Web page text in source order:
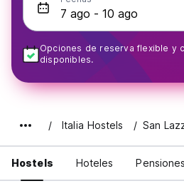
Opciones de reserva flexible y
disponibles.
Italia Hostels San
Hostels Hoteles Pensiones